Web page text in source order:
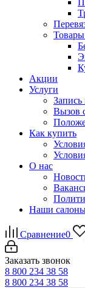
Акции
Услуги
Запись
Вызов
Как купить
О нас
Наши
Сравнение0
Заказать звонок
8 800 234 38 58
8 800 234 38 58